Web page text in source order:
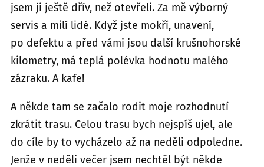
jsem ji ještě dřív, než otevřeli. Za mě výborný
servis a milí lidé. Když jste mokří, unavení,
po defektu a před vámi jsou další krušnohorské
kilometry, má teplá polévka hodnotu malého
zázraku. A kafe!
A někde tam se začalo rodit moje rozhodnutí
zkrátit trasu. Celou trasu bych nejspíš ujel, ale
do cíle by to vycházelo až na neděli odpoledne.
Jenže v neděli večer jsem nechtěl být někde